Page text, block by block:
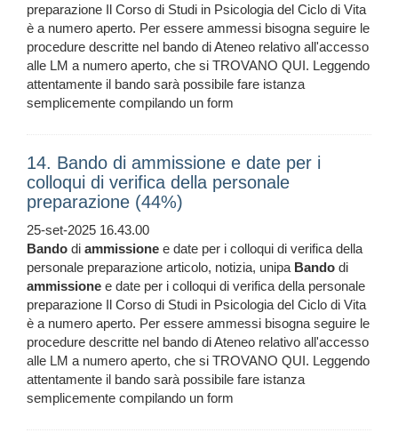
preparazione Il Corso di Studi in Psicologia del Ciclo di Vita
è a numero aperto. Per essere ammessi bisogna seguire le
procedure descritte nel bando di Ateneo relativo all'accesso
alle LM a numero aperto, che si TROVANO QUI. Leggendo
attentamente il bando sarà possibile fare istanza
semplicemente compilando un form
14. Bando di ammissione e date per i
colloqui di verifica della personale
preparazione (44%)
25-set-2025 16.43.00
Bando di ammissione e date per i colloqui di verifica della
personale preparazione articolo, notizia, unipa Bando di
ammissione e date per i colloqui di verifica della personale
preparazione Il Corso di Studi in Psicologia del Ciclo di Vita
è a numero aperto. Per essere ammessi bisogna seguire le
procedure descritte nel bando di Ateneo relativo all'accesso
alle LM a numero aperto, che si TROVANO QUI. Leggendo
attentamente il bando sarà possibile fare istanza
semplicemente compilando un form